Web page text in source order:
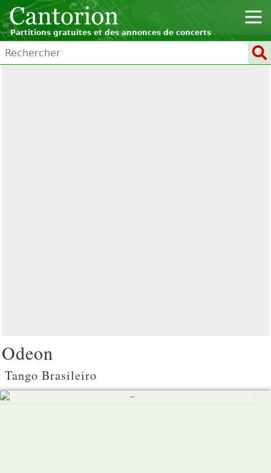
Partitions gratuites et des annonces de concerts
Odeon
Tango Brasileiro